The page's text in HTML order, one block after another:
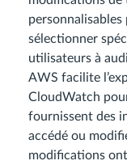
sélectionner
utilisateurs à
AWS facilite
CloudWatch
fournissent des
accédé ou
modifications